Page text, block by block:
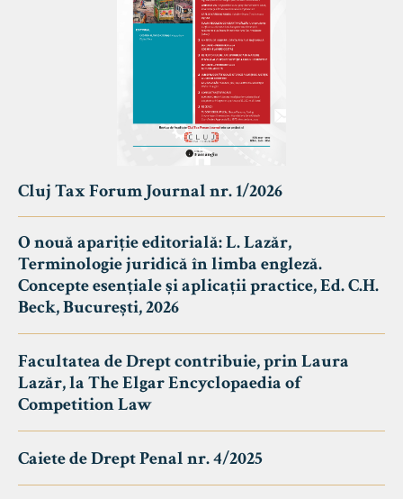
Cluj Tax Forum Journal nr. 1/2026
O nouă apariție editorială: L. Lazăr,
Terminologie juridică în limba engleză.
Concepte esențiale și aplicații practice, Ed. C.H.
Beck, București, 2026
Facultatea de Drept contribuie, prin Laura
Lazăr, la The Elgar Encyclopaedia of
Competition Law
Caiete de Drept Penal nr. 4/2025